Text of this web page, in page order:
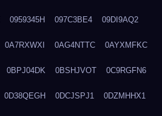
0959345H 097C3BE4 09DI9AQ2
0A7RXWXI 0AG4NTTC 0AYXMFKC
0BPJ04DK 0BSHJVOT 0C9RGFN6
0D38QEGH 0DCJSPJ1 0DZMHHX1